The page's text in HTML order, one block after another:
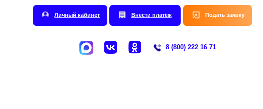
Личный кабинет Внести платёж Подать заявку
8 (800) 222 16 71